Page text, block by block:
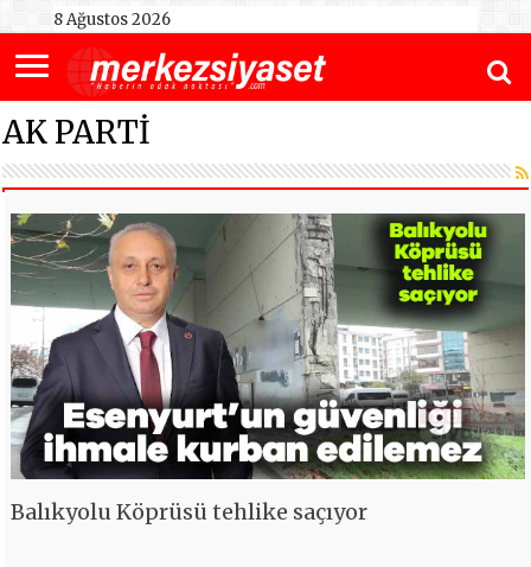
8 Ağustos 2026
AK PARTİ
Balıkyolu Köprüsü tehlike saçıyor